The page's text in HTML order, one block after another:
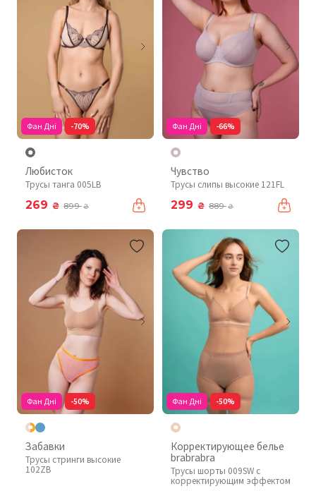
Фан Дні -70%
Любисток
Трусы танга 005LB
269 ₴ 899₴
Фан Дні -66%
Чувство
Трусы слипы высокие 121FL
299 ₴ 889₴
Фан Дні -50%
Забавки
Трусы стринги высокие
102ZB
Фан Дні -50%
Корректирующее белье
brabrabra
Трусы шорты 009SW с
корректирующим эффектом